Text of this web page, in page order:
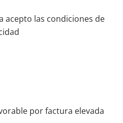
acepto las condiciones de
por factura elevada